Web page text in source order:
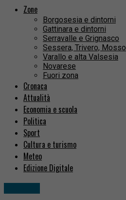
Zone
Borgosesia e dintorni
Gattinara e dintorni
Serravalle e Grignasco
Sessera, Trivero, Mosso
Varallo e alta Valsesia
Novarese
Fuori zona
Cronaca
Attualità
Economia e scuola
Politica
Sport
Cultura e turismo
Meteo
Edizione Digitale